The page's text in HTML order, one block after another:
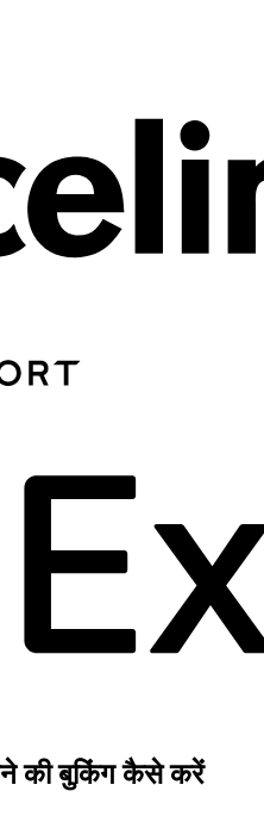
की बुकिंग कैसे करें